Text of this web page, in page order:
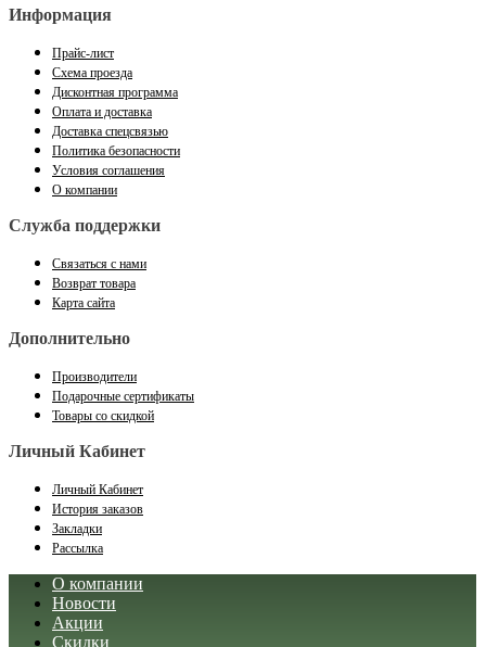
Информация
Прайс-лист
Схема проезда
Дисконтная программа
Оплата и доставка
Доставка спецсвязью
Политика безопасности
Условия соглашения
О компании
Служба поддержки
Связаться с нами
Возврат товара
Карта сайта
Дополнительно
Производители
Подарочные сертификаты
Товары со скидкой
Личный Кабинет
Личный Кабинет
История заказов
Закладки
Рассылка
О компании
Новости
Акции
Скидки